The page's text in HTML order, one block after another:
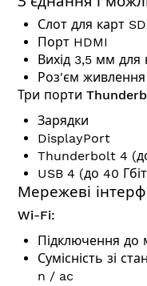
Слот для карт
Порт HDMI
Вихід 3,5 мм для
Роз'єм
Три порти
Зарядки
DisplayPort
Thunderbolt 4
USB 4 (до 40
Мережеві
Wi-Fi:
Підключення до
Сумісність зі
n / ac